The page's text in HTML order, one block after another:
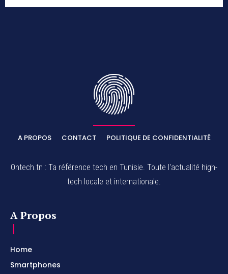
A PROPOS CONTACT POLITIQUE DE CONFIDENTIALITÉ
Ontech.tn : Ta référence tech en Tunisie. Toute l'actualité high-
tech locale et internationale.
A Propos
Home
Smartphones